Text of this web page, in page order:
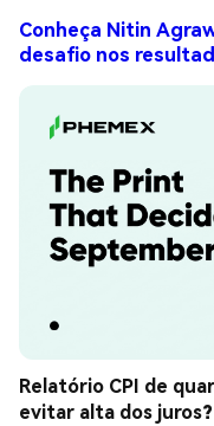
Conheça Nitin
desafio nos
Relatório CPI de
evitar alta dos juros?